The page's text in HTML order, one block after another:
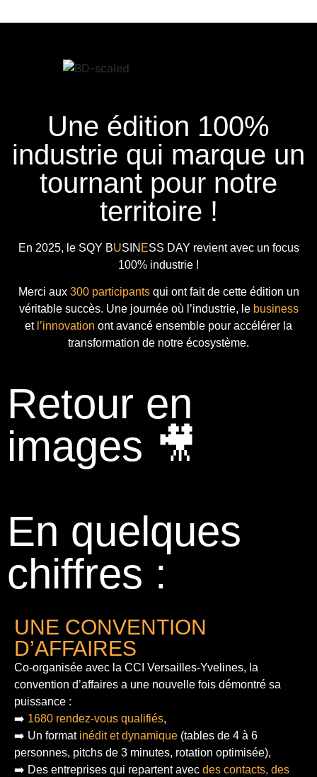
Une édition 100%
industrie qui marque un
tournant pour notre
territoire !
En 2025, le SQY BUSIN ESS DAY revient avec un focus
100% industrie !
Merci aux 300 participantsqui ont fait de cette édition un
véritable succès. Une journée où l’industrie, le business
et l’innovation ont avancé ensemble pour accélérer la
transformation de notre écosystème.
Retour en
images 🎥
En quelques
chiffres :
UNE CONVENTION
D’AFFAIRES
Co-organisée avec la CCI Versailles-Yvelines, la
convention d’affaires a une nouvelle fois démontré sa
puissance :
➡️ 1680 rendez-vous qualifiés,
➡️ Un format inédit et dynamique (tables de 4 à 6
personnes, pitchs de 3 minutes, rotation optimisée),
➡️ Des entreprises qui repartent avec des contacts, des